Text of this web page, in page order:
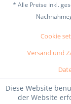
* Alle Preise inkl.
Cookie
Versand und
Diese Website
der Website